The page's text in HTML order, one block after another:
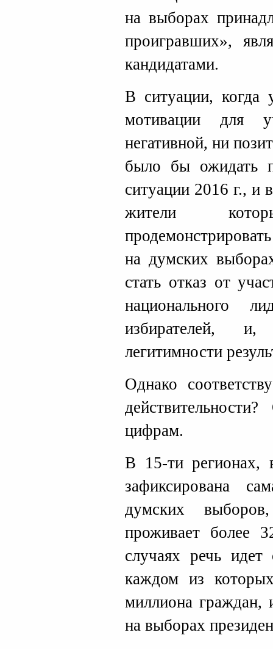
на выборах
проигравших»,
кандидатами.
В ситуации, когда
мотивации для
негативной, ни
было бы ожидать
ситуации 2016 г., и
жители
на думских
стать отказ от
национального
избирателей,
легитимности
Однако
цифрам.
В 15-ти
зафиксирована
думских
проживает более
случаях речь
каждом из
миллиона граждан,
на выборах